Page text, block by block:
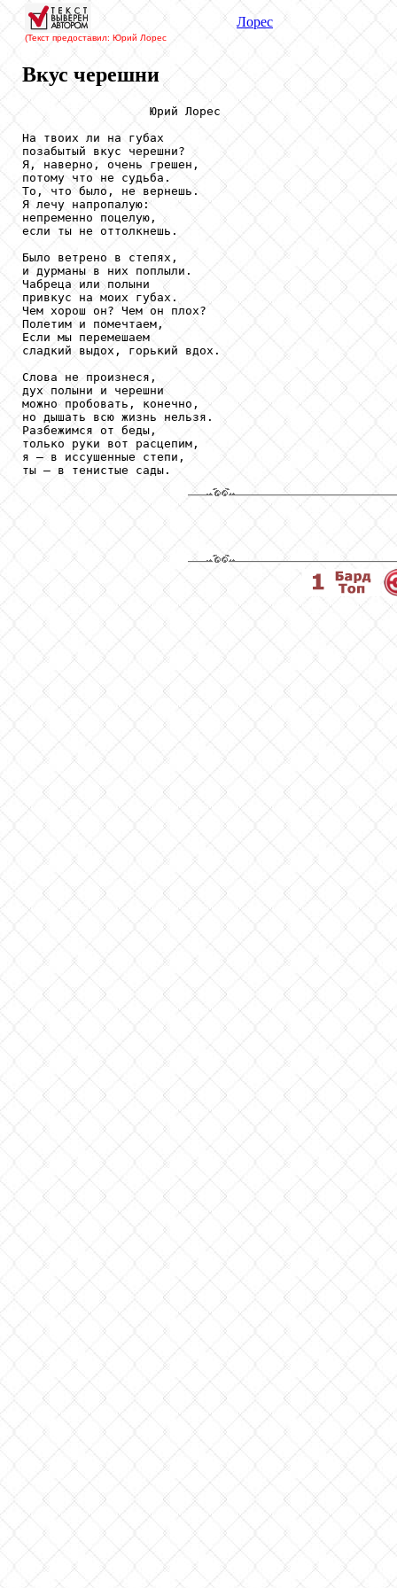
(Текст предоставил: Юрий Лорес
Лорес
Вкус черешни
                  Юрий Лорес
На твоих ли на губах
позабытый вкус черешни?
Я, наверно, очень грешен,
потому что не судьба.
То, что было, не вернешь.
Я лечу напропалую:
непременно поцелую,
если ты не оттолкнешь.
Было ветрено в степях,
и дурманы в них поплыли.
Чабреца или полыни
привкус на моих губах.
Чем хорош он? Чем он плох?
Полетим и помечтаем,
Если мы перемешаем
сладкий выдох, горький вдох.
Слова не произнеся,
дух полыни и черешни
можно пробовать, конечно,
но дышать всю жизнь нельзя.
Разбежимся от беды,
только руки вот расцепим,
я – в иссушенные степи,
ты – в тенистые сады.